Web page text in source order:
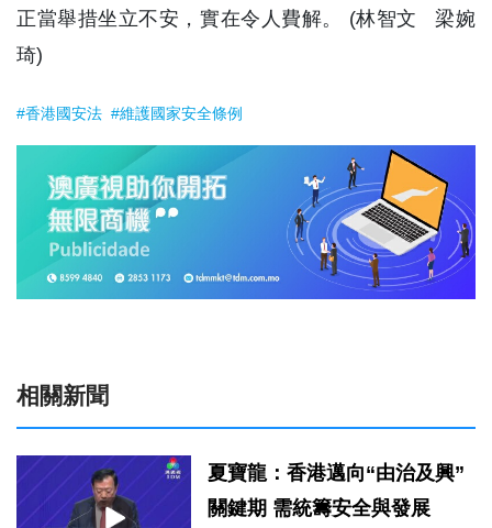
正當舉措坐立不安，實在令人費解。 (林智文 梁婉
琦)
#香港國安法 #維護國家安全條例
相關新聞
夏寶龍：香港邁向“由治及興”
關鍵期 需統籌安全與發展